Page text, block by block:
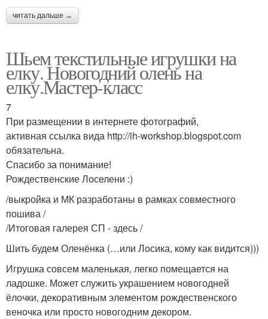
читать дальше →
Шьем текстильные игрушки на
елку. Новогодний олень на
елку.Мастер-класс
7
При размещении в интернете фотографий,
активная ссылка вида http://ih-workshop.blogspot.com
обязательна.
Спасибо за понимание!
Рождественские Лоселени :)
/выкройка и МК разработаны в рамках совместного
пошива /
/Итоговая галерея СП - здесь /
Шить будем Оленёнка (…или Лосика, кому как видится)))
Игрушка совсем маленькая, легко помещается на
ладошке. Может служить украшением новогодней
ёлочки, декоративным элементом рождественского
веночка или просто новогодним декором.